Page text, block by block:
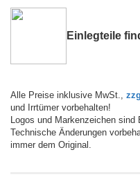
Einlegteile
Alle Preise inklusive MwSt.,
und Irrtümer vorbehalten!
Logos und Markenzeichen sind
Technische Änderungen
immer dem Original.